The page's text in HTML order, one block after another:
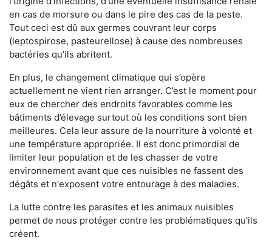
en cas de morsure ou dans le pire des cas de la peste.
Tout ceci est dû aux germes couvrant leur corps
(leptospirose, pasteurellose) à cause des nombreuses
bactéries qu’ils abritent.
En plus, le changement climatique qui s’opère
actuellement ne vient rien arranger. C’est le moment pour
eux de chercher des endroits favorables comme les
bâtiments d’élevage surtout où les conditions sont bien
meilleures. Cela leur assure de la nourriture à volonté et
une température appropriée. Il est donc primordial de
limiter leur population et de les chasser de votre
environnement avant que ces nuisibles ne fassent des
dégâts et n'exposent votre entourage à des maladies.
La lutte contre les parasites et les animaux nuisibles
permet de nous protéger contre les problématiques qu'ils
créent.